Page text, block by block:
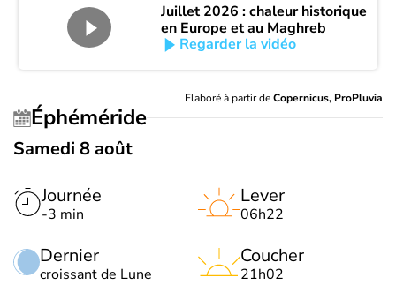
Juillet 2026 : chaleur historique
en Europe et au Maghreb
Regarder la vidéo
Elaboré à partir deCopernicus, ProPluvia
Éphéméride
Samedi 8 août
Journée
-3 min
Dernier
croissant de Lune
Lever
06h22
Coucher
21h02